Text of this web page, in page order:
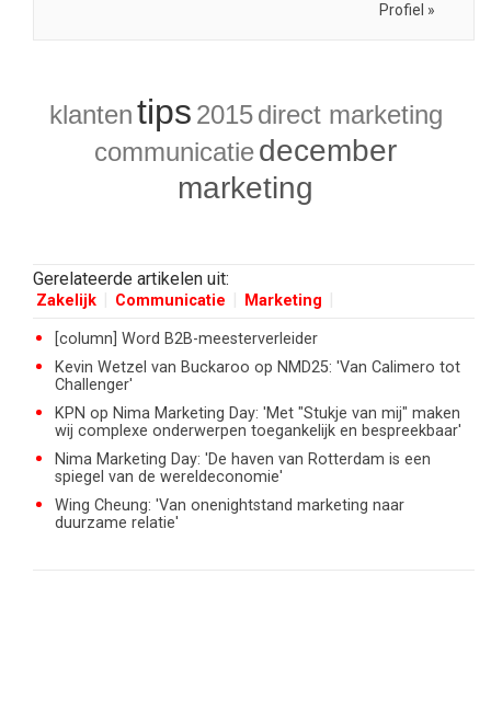
Profiel »
klantentips 2015 direct marketing
communicatiedecember
marketing
Gerelateerde artikelen uit:
Zakelijk Communicatie Marketing
[column] Word B2B-meesterverleider
Kevin Wetzel van Buckaroo op NMD25: 'Van Calimero tot
Challenger'
KPN op Nima Marketing Day: 'Met "Stukje van mij" maken
wij complexe onderwerpen toegankelijk en bespreekbaar'
Nima Marketing Day: 'De haven van Rotterdam is een
spiegel van de wereldeconomie'
Wing Cheung: 'Van onenightstand marketing naar
duurzame relatie'